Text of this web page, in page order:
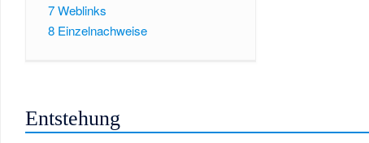
7Weblinks
8 Einzelnachweise
Entstehung